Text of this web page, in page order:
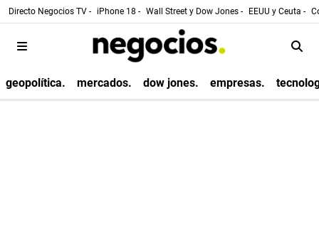
Directo Negocios TV - iPhone 18 - Wall Street y Dow Jones - EEUU y Ceuta -
geopolítica. mercados. dow jones. empresas.